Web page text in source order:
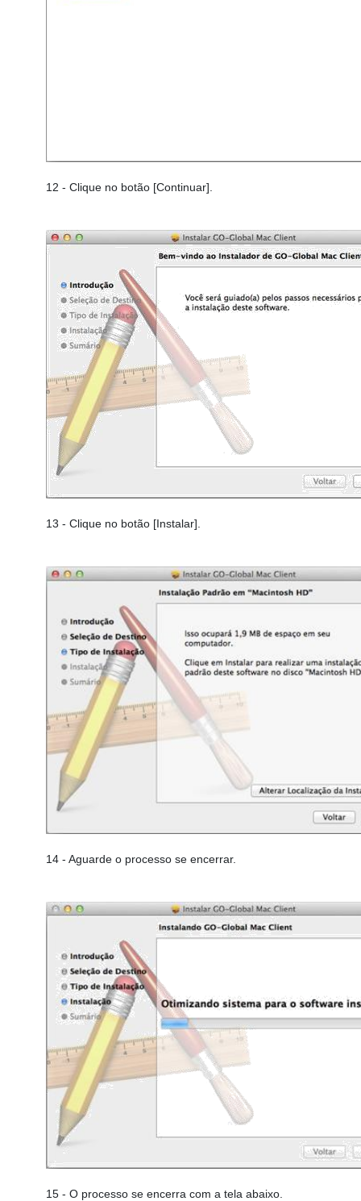
12 - Clique no botão [Continuar].
13 - Clique no botão [Instalar].
14 - Aguarde o processo se encerrar.
15 - O processo se encerra com a tela abaixo.